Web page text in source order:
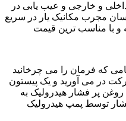
و خارجی و عیب یابی در
مجرب مکانیک یار در سریع
که فرمان را می چرخانید
در می آورید و یک پیستون
پر فشار هیدرولیک به
توسط پمپ هیدرولیک